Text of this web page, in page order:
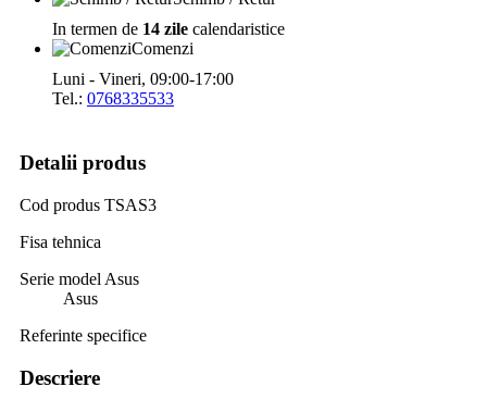
In termen de 14 zile calendaristice
Comenzi
Luni - Vineri, 09:00-17:00
Tel.: 0768335533
Detalii produs
Cod produs TSAS3
Fisa tehnica
Serie model Asus
Asus
Referinte specifice
Descriere